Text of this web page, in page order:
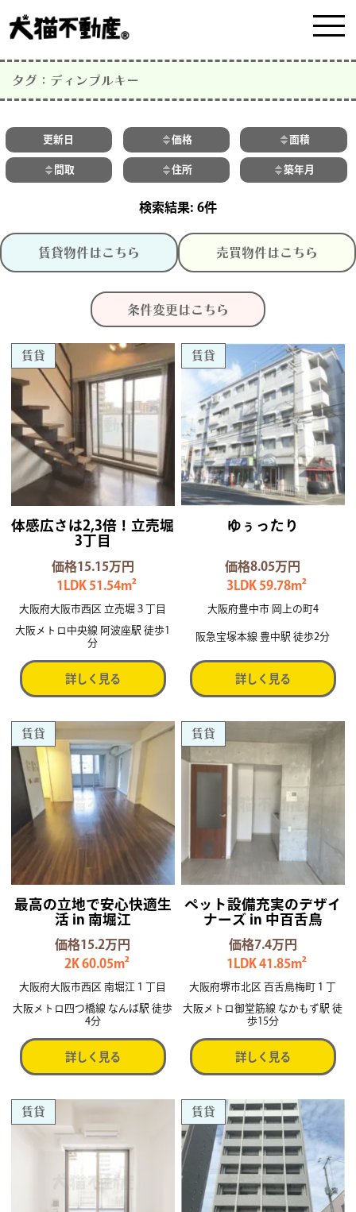
タグ：ディンプルキー
更新日 価格 面積
間取 住所 築年月
6件
賃貸物件はこちら 売買物件はこちら
条件変更はこちら
賃貸
体感広さは2,3倍！立売堀
3丁目
価格15.15万円
1LDK 51.54m²
大阪府大阪市西区 立売堀３丁目
大阪メトロ中央線 阿波座駅 徒歩1
分
詳しく見る
賃貸
ゆぅったり
価格8.05万円
3LDK 59.78m²
大阪府豊中市 岡上の町4
阪急宝塚本線 豊中駅 徒歩2分
詳しく見る
賃貸
最高の立地で安心快適生
活 in 南堀江
価格15.2万円
2K 60.05m²
大阪府大阪市西区 南堀江１丁目
大阪メトロ四つ橋線 なんば駅 徒歩
4分
詳しく見る
賃貸
ペット設備充実のデザイ
ナーズ in 中百舌鳥
価格7.4万円
1LDK 41.85m²
大阪府堺市北区 百舌鳥梅町１丁
大阪メトロ御堂筋線 なかもず駅 徒
歩15分
詳しく見る
賃貸 賃貸